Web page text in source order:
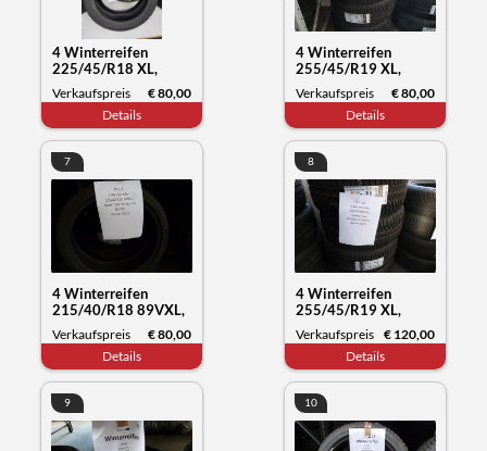
4 Winterreifen
225/45/R18 XL,
Kumho Tyre
Wintercraft WP52,
Datum 19/23
Verkaufspreis
€ 80,00
Details
4 Winterreifen
255/45/R19 XL,
Kumho Tyre
Wintercraft WP72,
Datum 30/23
Verkaufspreis
€ 80,00
Details
7
4 Winterreifen
215/40/R18 89VXL,
Nexen Tyre Winguard
Sport2, Datum 15/22
Verkaufspreis
€ 80,00
Details
8
4 Winterreifen
255/45/R19 XL,
Kumho Tyre
Wintercraft WP72,
Datum 30/23
Verkaufspreis € 120,00
Details
9 10